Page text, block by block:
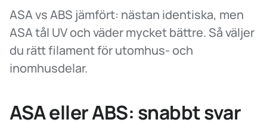
ASA vs ABS jämfört: nästan identiska, men
ASA tål UV och väder mycket bättre. Så väljer
du rätt filament för utomhus- och
inomhusdelar.
ASA eller ABS: snabbt svar